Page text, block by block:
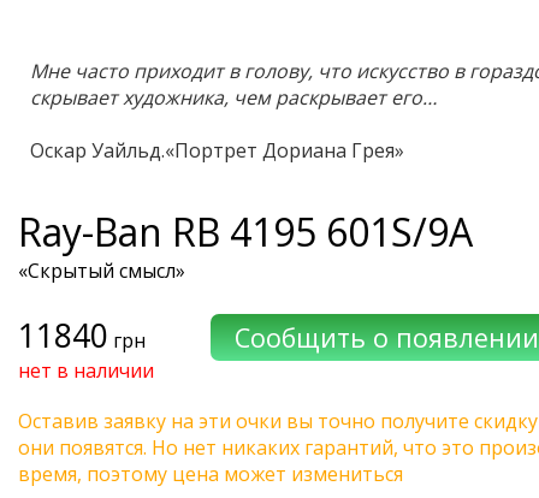
Мне часто приходит в голову, что искусство в
скрывает художника, чем раскрывает его…
Оскар Уайльд.«Портрет Дориана Грея»
Ray-Ban RB 4195 601S/9A
«Скрытый смысл»
11840 грн
нет в наличии
Оставив заявку на эти очки вы точно получите
они появятся. Но нет никаких гарантий, что это
время, поэтому цена может измениться